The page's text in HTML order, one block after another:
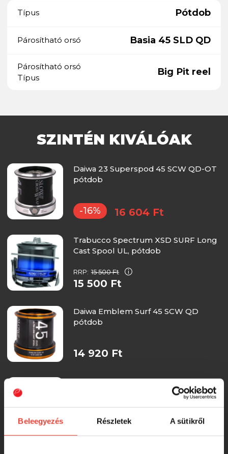
Beleegyezés Részletek A sütikről
Típus Pótdob
Párosítható orsó Basia 45 SLD QD
Párosítható orsó
Típus
Big Pit reel
SZINTÉN KIVÁLÓAK
Daiwa 23 Superspod 45 SCW QD-OT
pótdob
-16% 16 604 Ft
Trabucco Spectrum XSD SURF Long
Cast Spool UL, pótdob
RRP: 15 500 Ft
15 500 Ft
Daiwa Emblem Surf 45 SCW QD
pótdob
14 920 Ft
14 920 Ft